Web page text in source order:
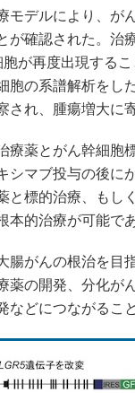
デルにより、が
が確認された。治
が再度出現する
胞の系譜解析をし
され、腫瘍増大に
薬とがん幹細胞
シマブ投与の後に
と標的治療、もし
本的治療が可能で
がんの根治を目
薬の開発、分化が
などにつながるこ